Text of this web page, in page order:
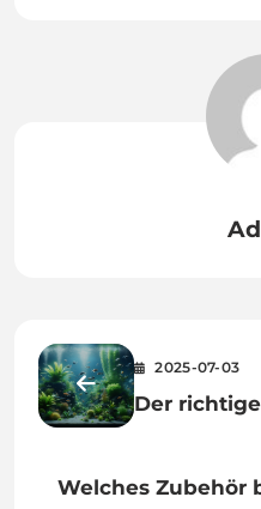
2025-07-03
Der
Welches Zubehör